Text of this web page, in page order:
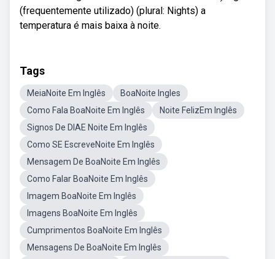
(frequentemente utilizado) (plural: Nights) a
temperatura é mais baixa à noite.
Tags
MeiaNoite Em Inglês
BoaNoite Ingles
Como Fala BoaNoite Em Inglês
Noite FelizEm Inglês
Signos De DIAE Noite Em Inglês
Como SE EscreveNoite Em Inglês
Mensagem De BoaNoite Em Inglês
Como Falar BoaNoite Em Inglês
Imagem BoaNoite Em Inglês
Imagens BoaNoite Em Inglês
Cumprimentos BoaNoite Em Inglês
Mensagens De BoaNoite Em Inglês